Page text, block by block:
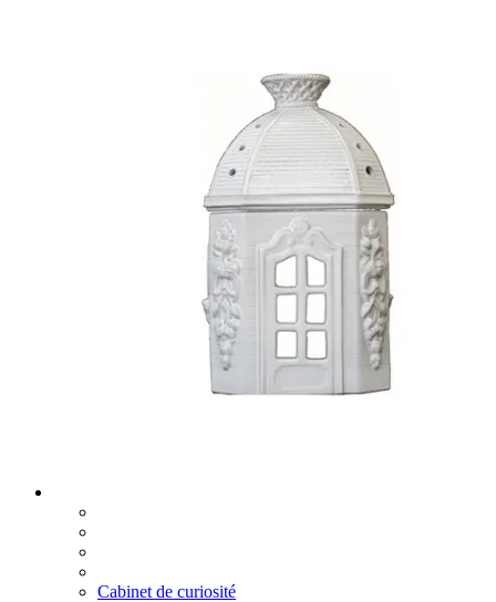
Cabinet de curiosité